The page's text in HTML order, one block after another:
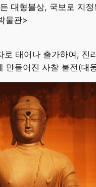
대형불상, 국보로 지
물관>
태어나 출가하여,
만들어진 사찰 불전(